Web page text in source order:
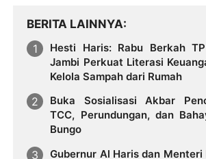
BERITA LAINNYA
Hesti Haris: Rabu Berkah
Jambi Perkuat Literasi
Kelola Sampah dari Rumah
Buka Sosialisasi Akbar
TCC, Perundungan, dan
Bungo
Gubernur Al Haris dan Menteri